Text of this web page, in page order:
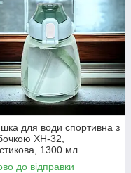
для води спортивна з
XH-32,
1300 мл
до відправки